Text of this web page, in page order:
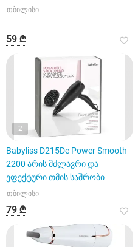
თბილისი
59 ₾
2
Babyliss D215De Power Smooth
2200 არის მძლავრი და
ეფექტური თმის საშრობი
თბილისი
79 ₾